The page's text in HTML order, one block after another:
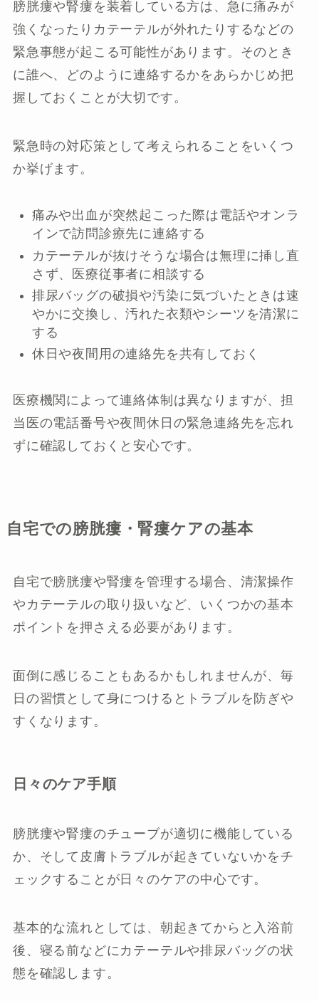
膀胱瘻や腎瘻を装着している方は、急に痛みが
強くなったりカテーテルが外れたりするなどの
緊急事態が起こる可能性があります。そのとき
に誰へ、どのように連絡するかをあらかじめ把
握しておくことが大切です。
緊急時の対応策として考えられることをいくつ
か挙げます。
痛みや出血が突然起こった際は電話やオンラ
インで訪問診療先に連絡する
カテーテルが抜けそうな場合は無理に挿し直
さず、医療従事者に相談する
排尿バッグの破損や汚染に気づいたときは速
やかに交換し、汚れた衣類やシーツを清潔に
する
休日や夜間用の連絡先を共有しておく
医療機関によって連絡体制は異なりますが、担
当医の電話番号や夜間休日の緊急連絡先を忘れ
ずに確認しておくと安心です。
自宅での膀胱瘻・腎瘻ケアの基本
自宅で膀胱瘻や腎瘻を管理する場合、清潔操作
やカテーテルの取り扱いなど、いくつかの基本
ポイントを押さえる必要があります。
面倒に感じることもあるかもしれませんが、毎
日の習慣として身につけるとトラブルを防ぎや
すくなります。
日々のケア手順
膀胱瘻や腎瘻のチューブが適切に機能している
か、そして皮膚トラブルが起きていないかをチ
ェックすることが日々のケアの中心です。
基本的な流れとしては、朝起きてからと入浴前
後、寝る前などにカテーテルや排尿バッグの状
態を確認します。